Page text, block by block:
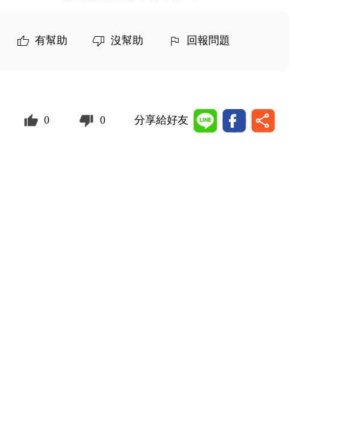
有幫助 沒幫助 回報問題
0 0 分享給好友